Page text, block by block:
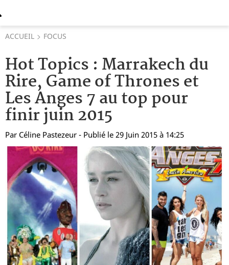
ACCUEIL FOCUS
Hot Topics : Marrakech du
Rire, Game of Thrones et
Les Anges 7 au top pour
finir juin 2015
Par Céline Pastezeur - Publié le 29 Juin 2015 à 14:25